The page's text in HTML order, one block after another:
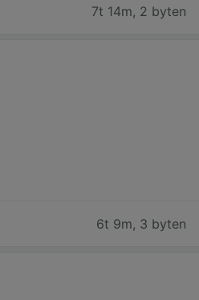
7t 14m, 2 byten
6t 9m, 3 byten